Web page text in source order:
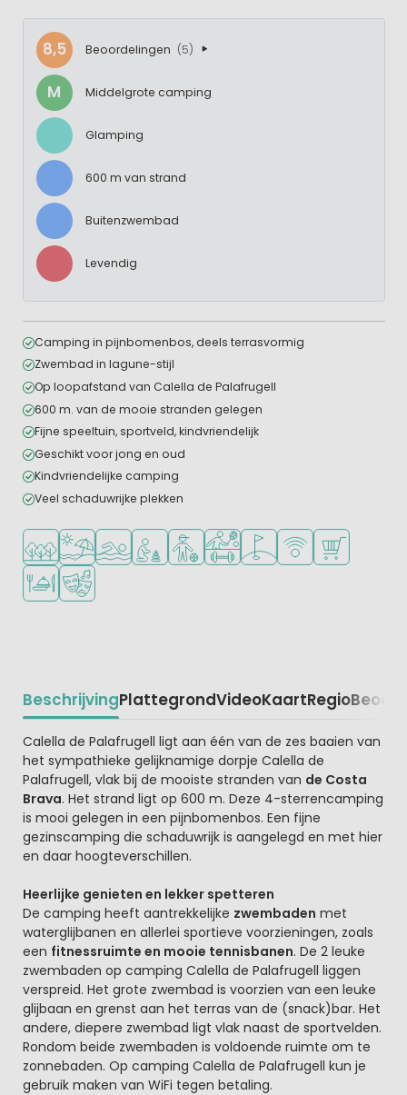
8,5 Beoordelingen (5)
M Middelgrote camping
Glamping
600 m van strand
Buitenzwembad
Levendig
Camping in pijnbomenbos, deels terrasvormig
Zwembad in lagune-stijl
Op loopafstand van Calella de Palafrugell
600 m. van de mooie stranden gelegen
Fijne speeltuin, sportveld, kindvriendelijk
Geschikt voor jong en oud
Kindvriendelijke camping
Veel schaduwrijke plekken
Ligt in een bosrijke omgeving
Ligt bij strand en zee
Openlucht zwembad
Aanbevolen voor jonge kinderen
Aanbevolen voor tieners
Veel mogelijkheden om te
Golfbaan in de buurt
WiFi beschikbaar
Restaurant of pizzeria
Animatieprogramma
BeschrijvingPlattegrondVideoKaartRegio
Beschrijving
Calella de Palafrugell ligt aan één van de zes baaien van
het sympathieke gelijknamige dorpje Calella de
Palafrugell, vlak bij de mooiste stranden van de Costa
Brava. Het strand ligt op 600 m. Deze 4-sterrencamping
is mooi gelegen in een pijnbomenbos. Een fijne
gezinscamping die schaduwrijk is aangelegd en met hier
en daar hoogteverschillen.
Heerlijke genieten en lekker spetteren
De camping heeft aantrekkelijke zwembaden met
waterglijbanen en allerlei sportieve voorzieningen, zoals
een fitnessruimte en mooie tennisbanen. De 2 leuke
zwembaden op camping Calella de Palafrugell liggen
verspreid. Het grote zwembad is voorzien van een leuke
glijbaan en grenst aan het terras van de (snack)bar. Het
andere, diepere zwembad ligt vlak naast de sportvelden.
Rondom beide zwembaden is voldoende ruimte om te
zonnebaden. Op camping Calella de Palafrugell kun je
gebruik maken van WiFi tegen betaling.